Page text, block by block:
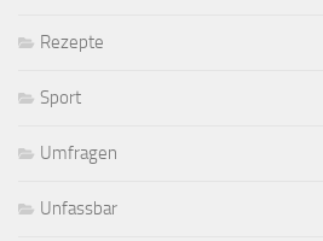
Rezepte
Sport
Umfragen
Unfassbar